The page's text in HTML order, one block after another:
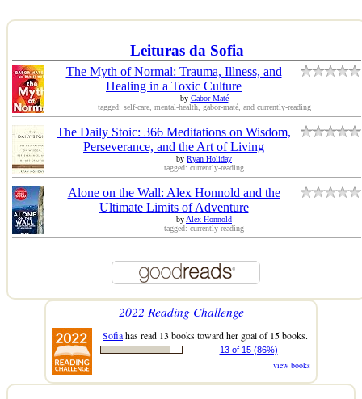
Leituras da Sofia
The Myth of Normal: Trauma, Illness, and
Healing in a Toxic Culture
by Gabor Maté
tagged: self-care, mental-health, gabor-maté, and currently-reading
The Daily Stoic: 366 Meditations on Wisdom,
Perseverance, and the Art of Living
by Ryan Holiday
tagged: currently-reading
Alone on the Wall: Alex Honnold and the
Ultimate Limits of Adventure
byAlex Honnold
tagged: currently-reading
2022 Reading Challenge
Sofiahas read 13 books toward her goal of 15 books.
13 of 15 (86%)
view books